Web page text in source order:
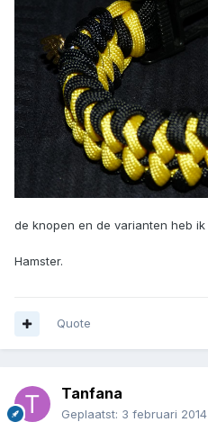
de knopen en de varianten heb ik
Hamster.
Quote
Tanfana
Geplaatst: 3 februari 2014